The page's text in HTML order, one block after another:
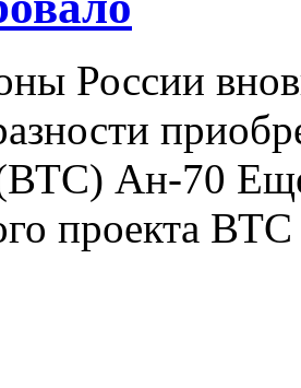
России
Ан-70 Еще
проекта